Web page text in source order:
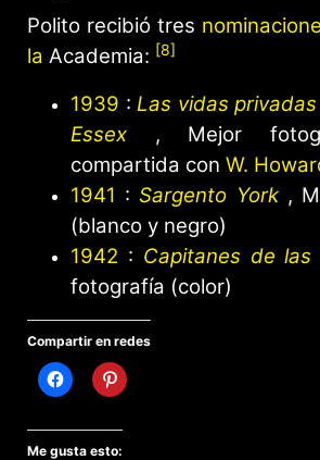
Polito recibió tres
la Academia: [8]
1939 :Las vidas
Essex , Mejor
compartida con W.
1941 :Sargento York,
(blanco y negro)
1942 : Capitanes de las
fotografía (color)
Compartir en redes
Me gusta esto: